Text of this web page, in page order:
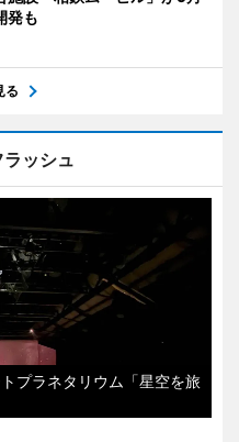
発も
る
ッシュ
プラネタリウム「星空を旅